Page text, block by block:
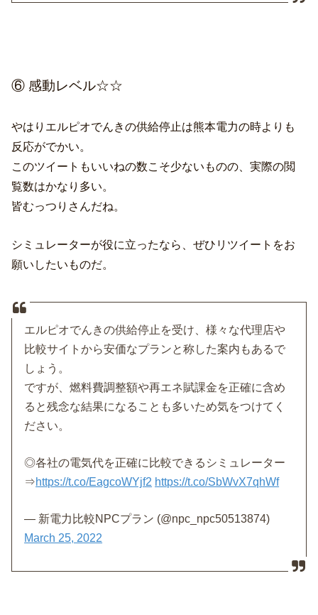
⑥ 感動レベル☆☆
やはりエルピオでんきの供給停止は熊本電力の時よりも
反応がでかい。
このツイートもいいねの数こそ少ないものの、実際の閲
覧数はかなり多い。
皆むっつりさんだね。
シミュレーターが役に立ったなら、ぜひリツイートをお
願いしたいものだ。
エルピオでんきの供給停止を受け、様々な代理店や
比較サイトから安価なプランと称した案内もあるで
しょう。
ですが、燃料費調整額や再エネ賦課金を正確に含め
ると残念な結果になることも多いため気をつけてく
ださい。
◎各社の電気代を正確に比較できるシミュレーター
⇒https://t.co/EagcoWYjf2 https://t.co/SbWvX7qhWf
— 新電力比較NPCプラン (@npc_npc50513874)
March 25, 2022